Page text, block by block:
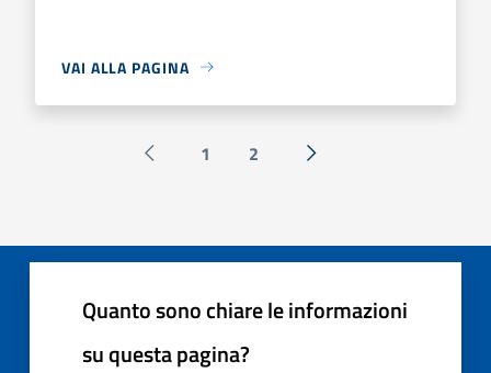
VAI ALLA PAGINA
Pagina precedente
1 2 Successiva »
Quanto sono chiare le informazioni
su questa pagina?